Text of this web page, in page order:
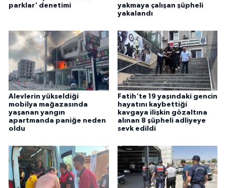
parklar' denetimi
yakmaya çalışan şüpheli
yakalandı
Alevlerin yükseldiği
mobilya mağazasında
yaşanan yangın
apartmanda paniğe neden
oldu
Fatih'te 19 yaşındaki gencin
hayatını kaybettiği
kavgaya ilişkin gözaltına
alınan 8 şüpheli adliyeye
sevk edildi